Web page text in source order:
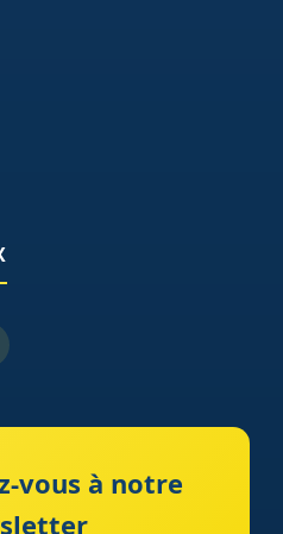
vous à notre